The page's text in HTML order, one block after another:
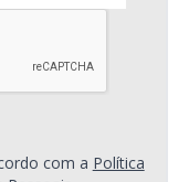
com a Política